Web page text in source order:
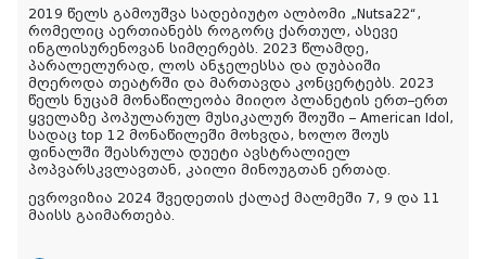
2019 წელს გამოუშვა სადებიუტო ალბომი „Nutsa22“,
რომელიც აერთიანებს როგორც ქართულ, ასევე
ინგლისურენოვან სიმღერებს. 2023 წლამდე,
პარალელურად, ლოს ანჯელესსა და დუბაიში
მღეროდა თეატრში და მართავდა კონცერტებს. 2023
წელს ნუცამ მონაწილეობა მიიღო პლანეტის ერთ–ერთ
ყველაზე პოპულარულ მუსიკალურ შოუში – American Idol,
სადაც top 12 მონაწილეში მოხვდა, ხოლო შოუს
ფინალში შეასრულა დუეტი ავსტრალიელ
პოპვარსკვლავთან, კაილი მინოუგთან ერთად.
ევროვიზია 2024 შვედეთის ქალაქ მალმეში 7, 9 და 11
მაისს გაიმართება.